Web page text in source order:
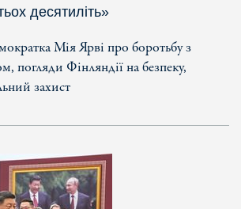
десятиліть»
Мія Ярві про боротьбу з
погляди Фінляндії на безпеку,
захист